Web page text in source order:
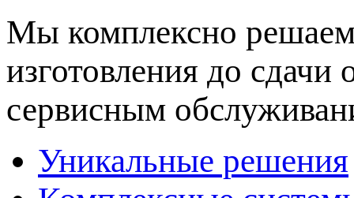
Мы комплексно решаем
изготовления до
сервисным
Уникальные решения